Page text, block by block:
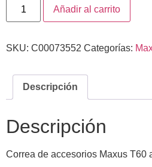
Añadir al carrito
SKU: C00073552 Categorías:
Descripción
Descripción
Correa de accesorios Maxus T60